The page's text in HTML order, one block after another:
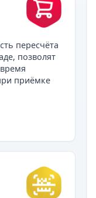
пересчёта
позволят
приёмке